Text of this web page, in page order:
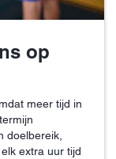
op
meer tijd in
doelbereik,
extra uur tijd